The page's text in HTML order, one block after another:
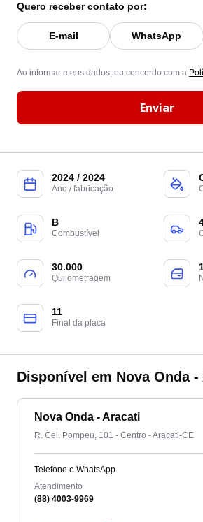
2024 / 2024
Ano / fabricação
B
Combustível
30.000
Quilometragem
11
Final da placa
Disponível em Nova Onda -
Nova Onda - Aracati
R. Cel. Pompeu, 101 - Centro - Aracati-CE
Telefone e WhatsApp
Atendimento
(88) 4003-9969
Quero receber contato por:
E-mail WhatsApp
Ao informar meus dados, eu concordo com a
Enviar